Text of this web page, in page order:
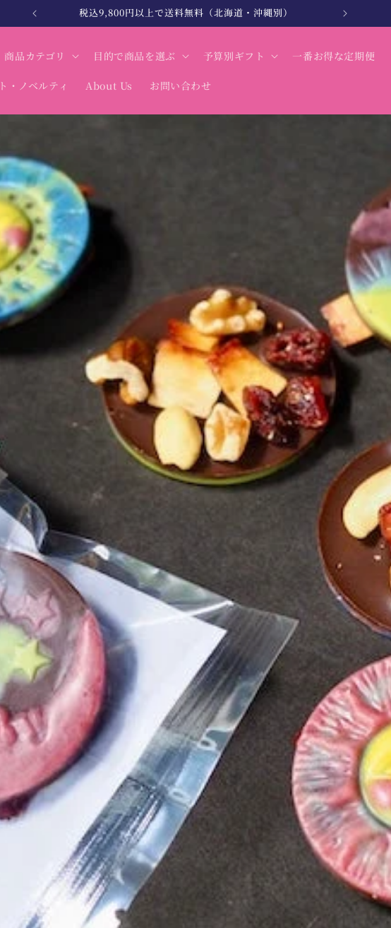
北海道・沖縄は税込12,000円以上で送料無料
商品カテゴリ 目的で商品を選ぶ 予算別ギフト 一番お得な定期便
・ノベルティ About Us お問い合わせ